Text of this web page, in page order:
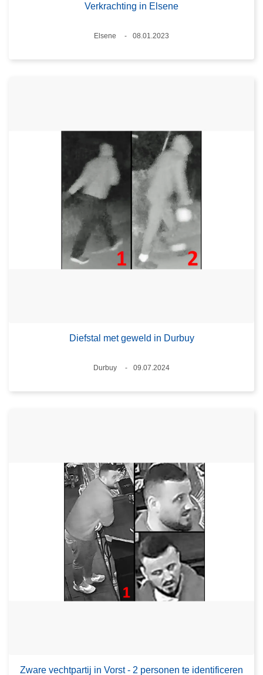
Verkrachting in Elsene
Plaats
Elsene
08.01.2023
Diefstal met geweld in Durbuy
Plaats
Durbuy
09.07.2024
Zware vechtpartij in Vorst - 2 personen te identificeren